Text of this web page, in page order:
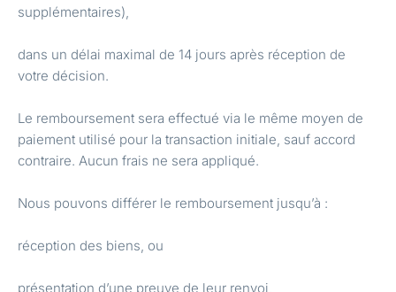
supplémentaires),
dans un délai maximal de 14 jours après réception de
votre décision.
Le remboursement sera effectué via le même moyen de
paiement utilisé pour la transaction initiale, sauf accord
contraire. Aucun frais ne sera appliqué.
Nous pouvons différer le remboursement jusqu’à :
réception des biens, ou
présentation d’une preuve de leur renvoi,